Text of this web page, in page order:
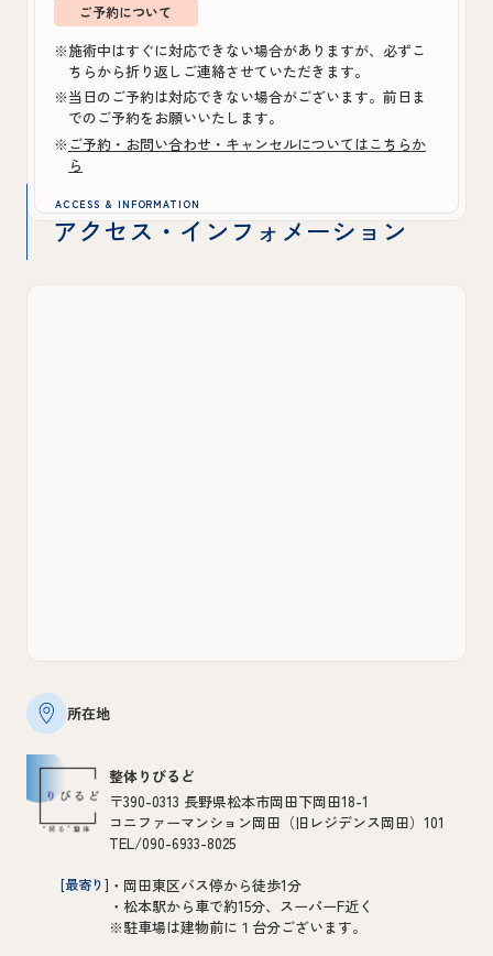
ご予約について
※施術中はすぐに対応できない場合がありますが、必ずこ
ちらから折り返しご連絡させていただきます。
※当日のご予約は対応できない場合がございます。前日ま
でのご予約をお願いいたします。
※ ご予約・お問い合わせ・キャンセルについてはこちらか
ら
ACCESS & INFORMATION
アクセス・インフォメーション
所在地
整体りびるど
〒390-0313 長野県松本市岡田下岡田18-1
コニファーマンション岡田（旧レジデンス岡田）101
TEL/090-6933-8025
[最寄り] ・岡田東区バス停から徒歩1分
・松本駅から車で約15分、スーパーF近く
※駐車場は建物前に１台分ございます。